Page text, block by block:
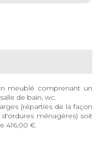
meublé comprenant un
de bain, wc.
(réparties de la façon
ménagères) soit
416,00 €.